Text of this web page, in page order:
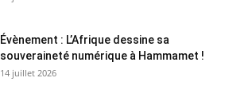
Évènement : L’Afrique dessine sa
souveraineté numérique à Hammamet !
14 juillet 2026